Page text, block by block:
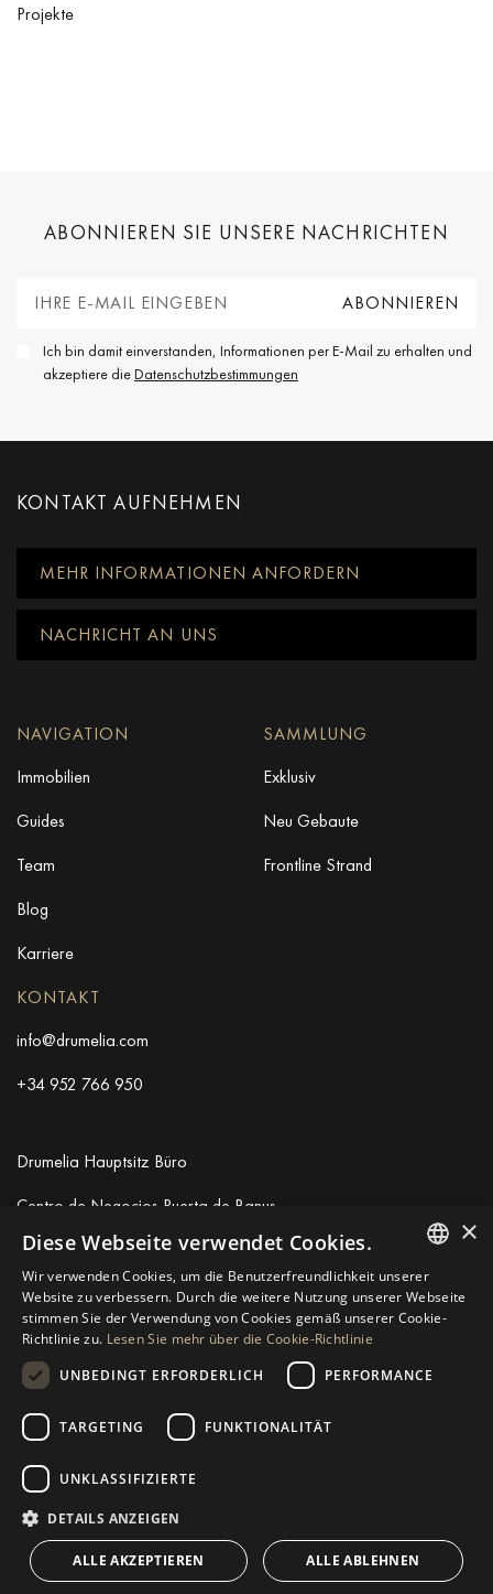
Projekte
ABONNIEREN SIE UNSERE NACHRICHTEN
Ich bin damit einverstanden, Informationen per E-Mail zu erhalten und
akzeptiere dieDatenschutzbestimmungen
KONTAKT AUFNEHMEN
MEHR INFORMATIONEN ANFORDERN
NACHRICHT AN UNS
NAVIGATION
Immobilien
Guides
Team
Blog
Karriere
SAMMLUNG
Exklusiv
Neu Gebaute
Frontline Strand
KONTAKT
info@drumelia.com
+34 952 766 950
Drumelia Hauptsitz Büro
Centro de Negocios Puerta de Banus
Edificio B, Local 11
+34 952 766 950
info@drumelia.com
© 2026 Drumelia Real Estate.
Richtlinie· Erstellt vonInmoba
Linkedin
ENGLISH
SPANISH
NORWEGIAN
×
Diese Webseite verwendet Cookies.
Wir verwenden Cookies, um die Benutzerfreundlichkeit unserer
Website zu verbessern. Durch die weitere Nutzung unserer Webseite
stimmen Sie der Verwendung von Cookies gemäß unserer Cookie-
Richtlinie zu. Lesen Sie mehr über die Cookie-Richtlinie
UNBEDINGT ERFORDERLICH
PERFORMANCE
TARGETING FUNKTIONALITÄT
UNKLASSIFIZIERTE
DETAILS ANZEIGEN
ALLE AKZEPTIEREN ALLE ABLEHNEN